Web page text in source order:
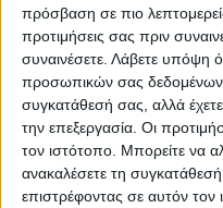
πρόσβαση σε πιο
προτιμήσεις σας πριν
συναινέσετε. Λάβετε υπόψη
προσωπικών σας δεδομένων
συγκατάθεσή σας, αλλά
την επεξεργασία. Οι
τον ιστότοπο. Μπορείτε να
ανακαλέσετε τη
επιστρέφοντας σε αυτόν τον
Τελευταίες Ειδήσεις
ΑΓΩΝ στο
Όλες οι
Καρδίτσας